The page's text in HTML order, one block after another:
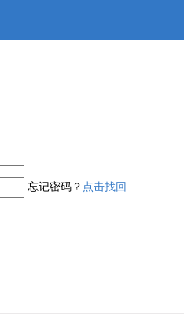
忘记密码？ 点击找回